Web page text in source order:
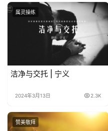
属灵操练
洁净与交托 | 宁义
2024年3月13日 2.3K
赞美敬拜